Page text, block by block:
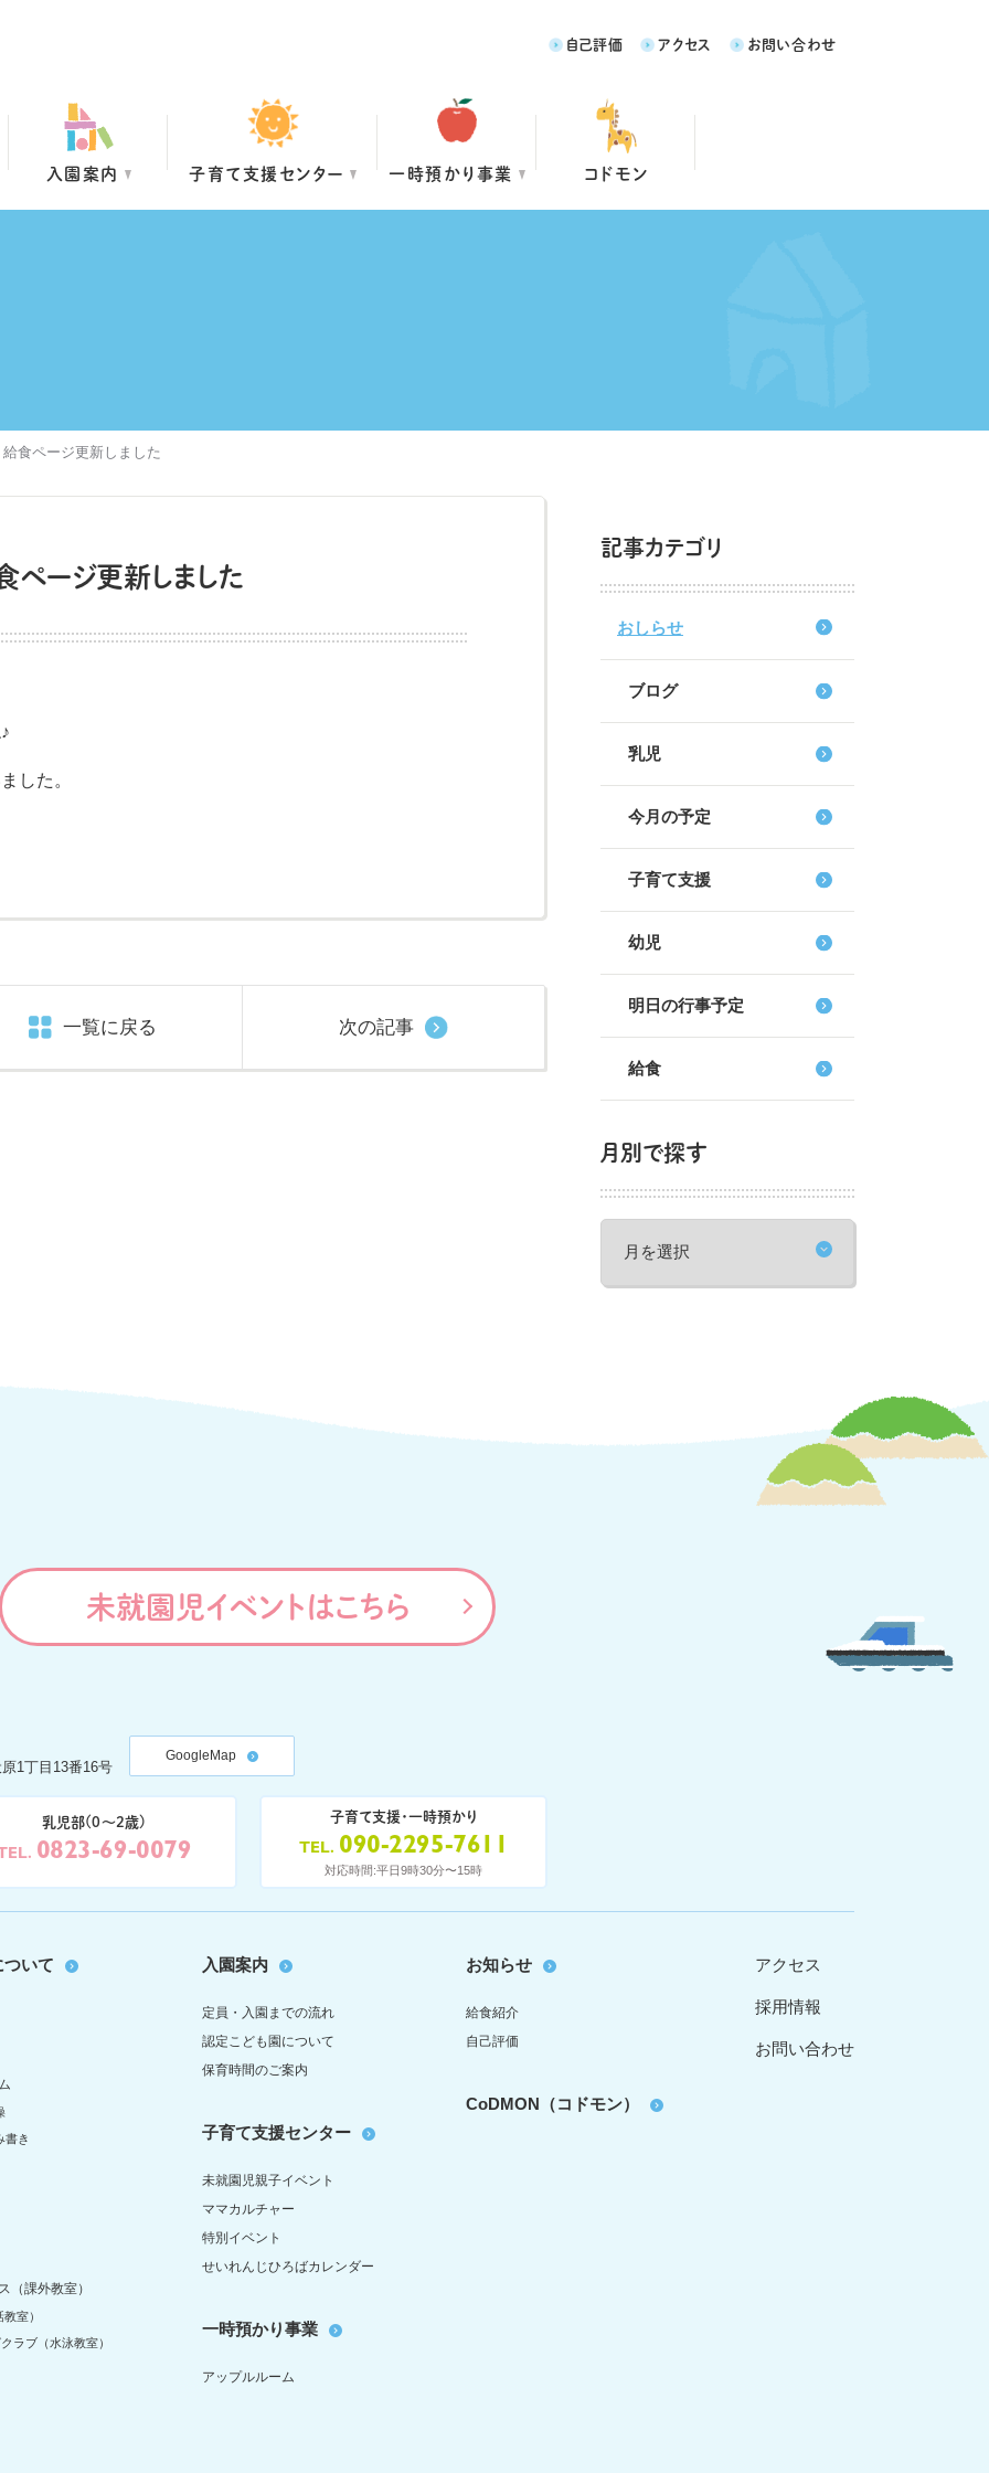
入園案内 子育て支援センター 一時預かり事業 コドモン
自己評価 アクセス お問い合わせ
食ページ更新しました
ページ更新しました
した。
一覧に戻る 次の記事
記事カテゴリ
おしらせ
ブログ
乳児
今月の予定
子育て支援
幼児
明日の行事予定
給食
月別で探す
未就園児イベントはこちら
1丁目13番16号
GoogleMap
乳児部(0〜2歳)
0823-69-0079
子育て支援・一時預かり
TEL 090-2295-7611
対応時間:平日9時30分〜15時
いて
書き
（課外教室）
室）
ラブ（水泳教室）
入園案内
定員・入園までの流れ
認定こども園について
保育時間のご案内
子育て支援センター
未就園児親子イベント
ママカルチャー
特別イベント
せいれんじひろばカレンダー
一時預かり事業
アップルルーム
お知らせ
給食紹介
自己評価
CoDMON（コドモン）
アクセス
採用情報
お問い合わせ